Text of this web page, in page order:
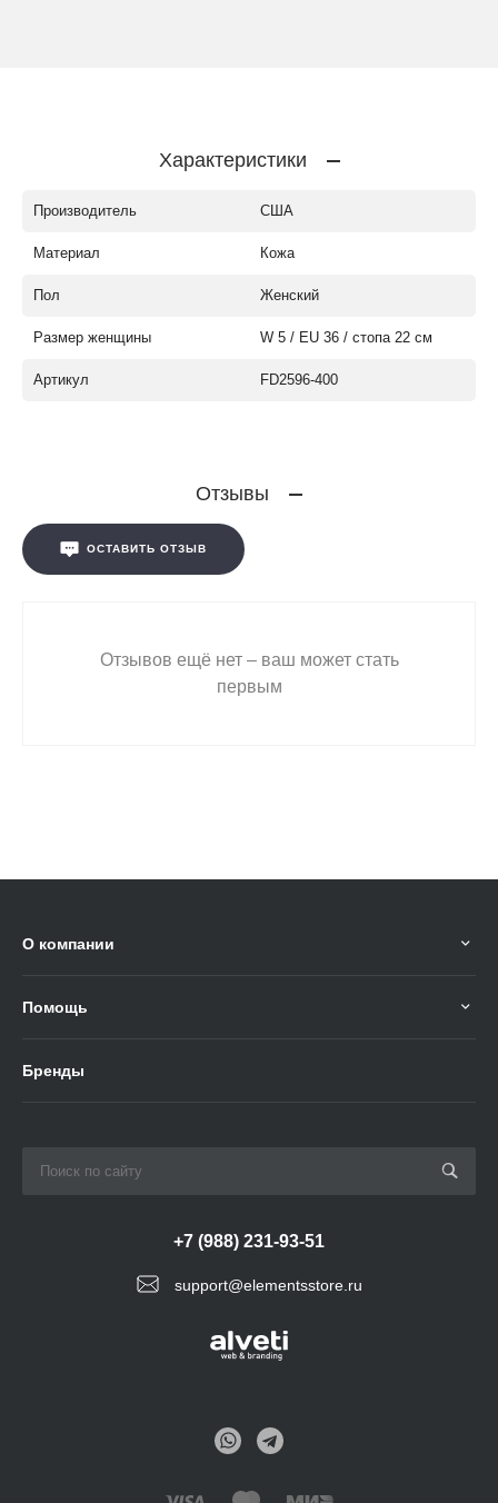
Характеристики
Производитель США
Материал Кожа
Пол Женский
Размер женщины W 5 / EU 36 / стопа 22 см
Артикул FD2596-400
Отзывы
ОСТАВИТЬ ОТЗЫВ
Отзывов ещё нет – ваш может стать
первым
О компании
Помощь
Бренды
support@elementsstore.ru
+7 (988) 231-93-51